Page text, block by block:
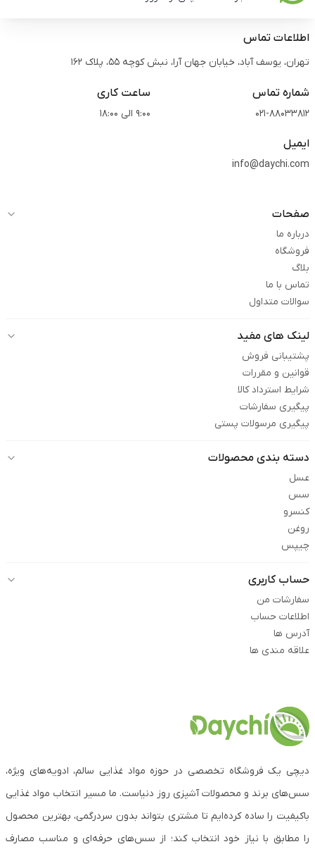
اطلاعات تماس
تهران، یوسف آباد، خیابان جهان آرا، نبش کوچه 55، پلاک 162
شماره تماس
021-88033812
ساعت کاری
9:00 الی 18:00
ایمیل
info@daychi.com
صفحات
درباره ما
فروشگاه
بلاگ
تماس با ما
سوالات متداول
لینک های مفید
پشتیبانی فروش
قوانین و مقررات
شرایط استرداد کالا
پیگیری سفارشات
پیگیری مرسولات پستی
دسته بندی محصولات
عسل
سس
کنسرو
روغن
چیپس
حساب کاربری
سفارشات من
اطلاعات حساب
آدرس ها
علاقه مندی ها
دیچی یک فروشگاه تخصصی در حوزه مواد غذایی سالم، ادویه‌های ویژه،
سس‌های برند و محصولات آشپزی روز دنیاست. ما مسیر انتخاب مواد غذایی
باکیفیت را ساده کرده‌ایم تا مشتری بتواند بدون سردرگمی، بهترین محصول
را مطابق با نیاز خود انتخاب کند؛ از سس‌های حرفه‌ای و مناسب مصارف